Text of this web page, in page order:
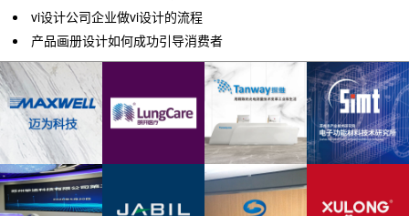
vi设计公司企业做vi设计的流程
产品画册设计如何成功引导消费者